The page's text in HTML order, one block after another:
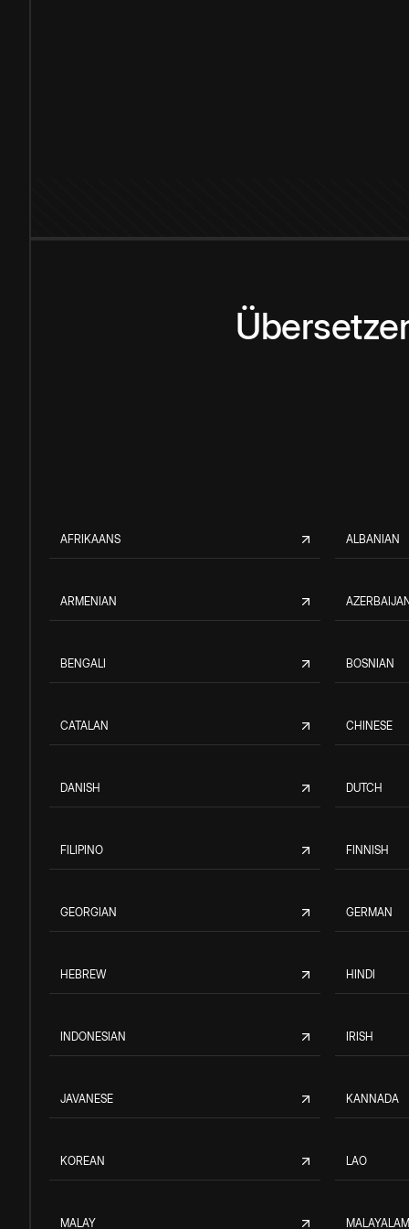
AFRIKAANS ALBANIAN
ARMENIAN
BENGALI BOSNIAN
CATALAN CHINESE
DANISH DUTCH
FILIPINO FINNISH
GEORGIAN GERMAN
HEBREW HINDI
INDONESIAN IRISH
JAVANESE KANNADA
KOREAN LAO
MALAY MALAYALAM